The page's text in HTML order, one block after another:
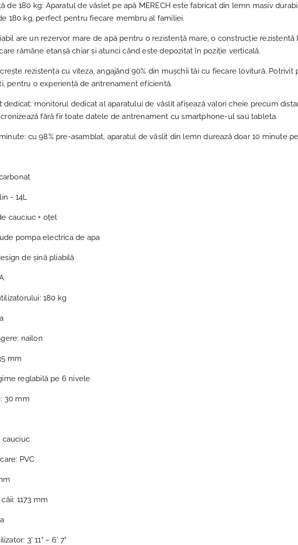
de 180 kg: Aparatul de vâslet pe apă MERECH este fabricat din lemn masiv
180 kg, perfect pentru fiecare membru al familiei.
are un rezervor mare de apă pentru o rezistență mare, o construcție rezistentă
rămâne etanșă chiar și atunci când este depozitat în poziție verticală.
rezistența cu viteza, angajând 90% din mușchii tăi cu fiecare lovitură.
pentru o experiență de antrenament eficientă.
monitorul dedicat al aparatului de vâslit afișează valori cheie precum
fără fir toate datele de antrenament cu smartphone-ul sau tableta.
cu 98% pre-asamblat, aparatul de vâslit din lemn durează doar 10 minute
- 14L
cauciuc + oțel
pompa electrica de apa
de șină pliabilă
180 kg
nailon
mm
reglabilă pe 6 nivele
30 mm
cauciuc
PVC
1173 mm
3' 11" – 6' 7"